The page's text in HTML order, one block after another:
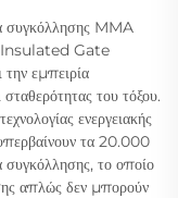
συγκόλλησης MMA
(Insulated Gate
εμπειρία
του τόξου.
ενεργειακής
τα 20.000
το οποίο
απλώς δεν μπορούν